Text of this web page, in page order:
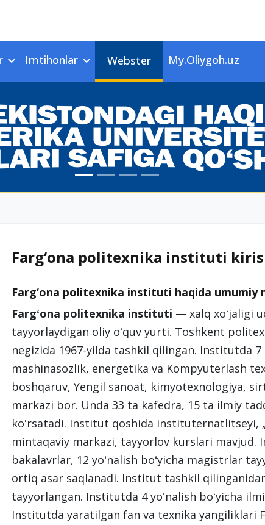
Imtihonlar Webster My.Oliygoh.uz
Farg‘ona politexnika instituti
Farg‘ona politexnika instituti haqida umumiy
Fargʻona politexnika instituti — xalq xoʻjaligi
tayyorlaydigan oliy oʻquv yurti. Toshkent
negizida 1967-yilda tashkil qilingan. Institutda
mashinasozlik, energetika va Kompyuterlash
boshqaruv, Yengil sanoat, kimyotexnologiya,
markazi bor. Unda 33 ta kafedra, 15 ta ilmiy
koʻrsatadi. Institut qoshida instituternatlitseyi,
mintaqaviy markazi, tayyorlov kurslari mavjud.
bakalavrlar, 12 yoʻnalish boʻyicha magistrlar
ortiq asar saqlanadi. Institut tashkil
tayyorlangan. Institutda 4 yoʻnalish boʻyicha
Institutda yaratilgan fan va texnika yangiliklari